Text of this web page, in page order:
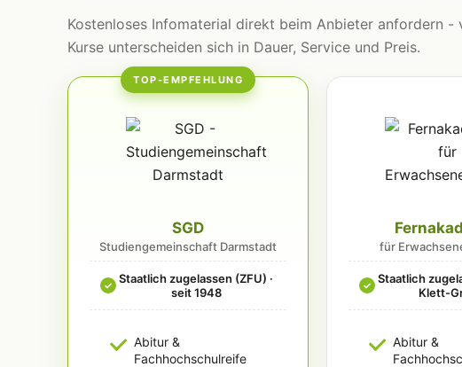
Kostenloses Infomaterial direkt beim Anbieter anfordern -
Kurse unterscheiden sich in Dauer, Service und Preis.
TOP-EMPFEHLUNG
SGD
Studiengemeinschaft Darmstadt
✓ Staatlich zugelassen (ZFU) ·
seit 1948
Abitur &
Fachhochschulreife
für
✓ Staatlich
Klett-
Abitur &